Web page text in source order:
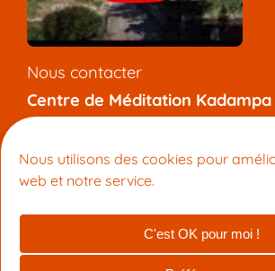
Nous utilisons des cookies pour
web et notre service.
C'est OK pour moi !
Nous contacter
Centre de Méditation Kadampa
7 rue de l’Aqueduc, 75010 Paris
+33 (0) 9 81 92 47 12
info@meditation-paris.org
Bouddhisme